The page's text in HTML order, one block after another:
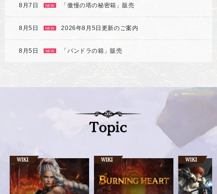
8月7日 NEW 「傲慢の塔の秘密箱」販売
8月5日 NEW 2026年8月5日更新のご案内
8月5日 NEW 「パンドラの箱」販売